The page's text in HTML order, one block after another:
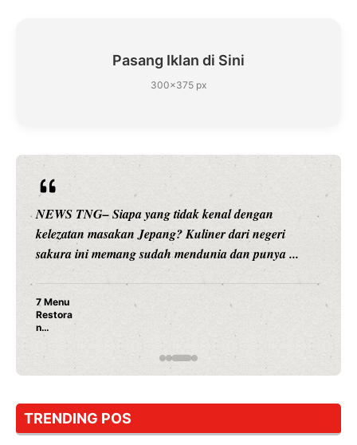
Pasang Iklan di Sini
300×375 px
NEWS TNG– Siapa sangka, dua nama besar di dunia
hiburan, Nunung Srimulat dan Vicky Prasetyo, kini
merambah dunia kuliner dengan ...
Nunung Srimulat & Vicky Prasetyo Buka Restoran
Rahasia Mami Bikin Nagih!
TRENDING POS